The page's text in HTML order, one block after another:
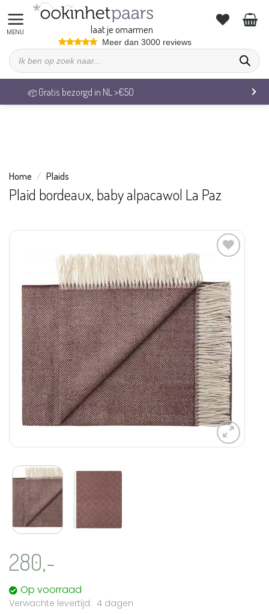
We zijn op vakantie. Vrijdag 7 augustus behandelen we alle
bestellingen weer.
naar
inhoud
laat je omarmen
Meer dan 3000 reviews
Producten
zoeken
Gratis bezorgd in NL >€50
Home / Plaids
Plaid bordeaux, baby alpacawol La Paz
verlanglijst
toevoegen
280,-
Op voorraad
4 dagen